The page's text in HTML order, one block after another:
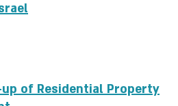
of Residential Property